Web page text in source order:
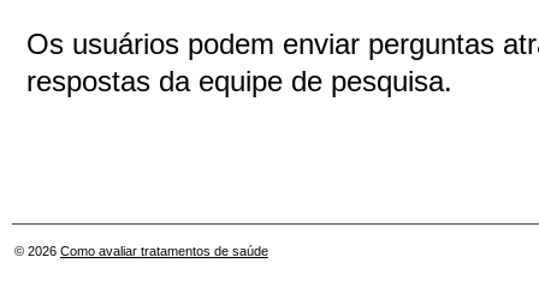
Os usuários podem enviar perguntas
respostas da equipe de pesquisa.
© 2026 Como avaliar tratamentos de saúde